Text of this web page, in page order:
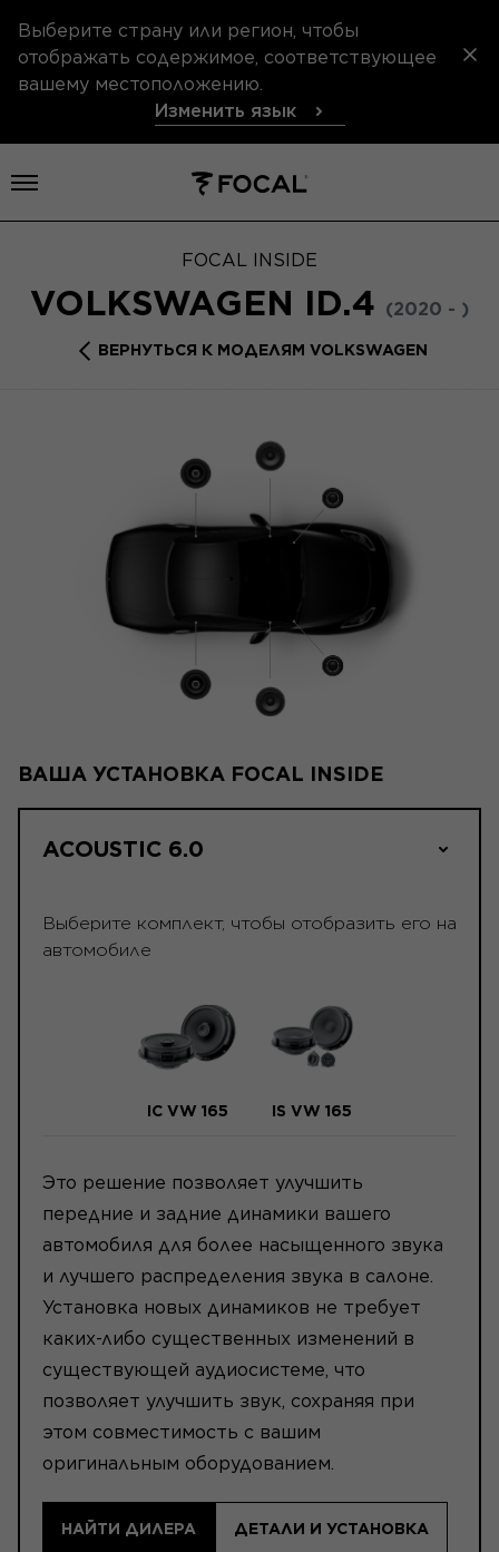
Выберите страну или регион, чтобы
отображать содержимое, соответствующее
вашему местоположению.
Изменить язык
Открыть меню
FOCAL INSIDE
VOLKSWAGEN ID.4 (2020 - )
ВЕРНУТЬСЯ К МОДЕЛЯМ VOLKSWAGEN
ВАША УСТАНОВКА FOCAL INSIDE
ACOUSTIC 6.0
Выберите комплект, чтобы отобразить его на
автомобиле
IC VW 165 IS VW 165
Это решение позволяет улучшить
передние и задние динамики вашего
автомобиля для более насыщенного звука
и лучшего распределения звука в салоне.
Установка новых динамиков не требует
каких-либо существенных изменений в
существующей аудиосистеме, что
позволяет улучшить звук, сохраняя при
этом совместимость с вашим
оригинальным оборудованием.
НАЙТИ ДИЛЕРА ДЕТАЛИ И УСТАНОВКА